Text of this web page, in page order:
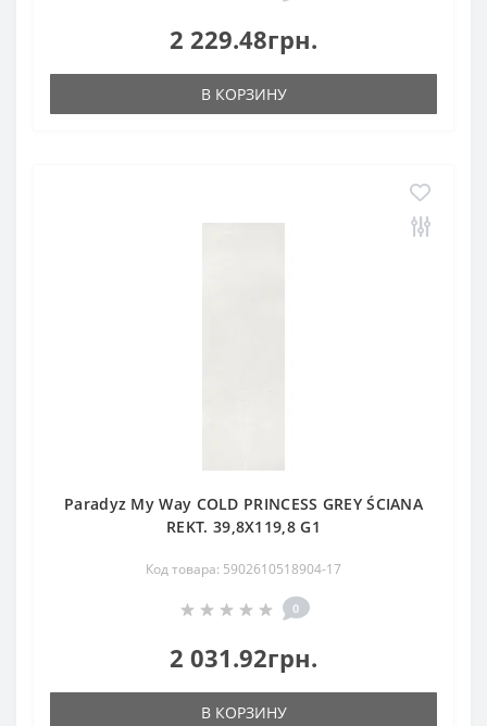
2 229.48грн.
В КОРЗИНУ
Paradyz My Way COLD PRINCESS GREY ŚCIANA
REKT. 39,8X119,8 G1
Код товара: 5902610518904-17
0
2 031.92грн.
В КОРЗИНУ